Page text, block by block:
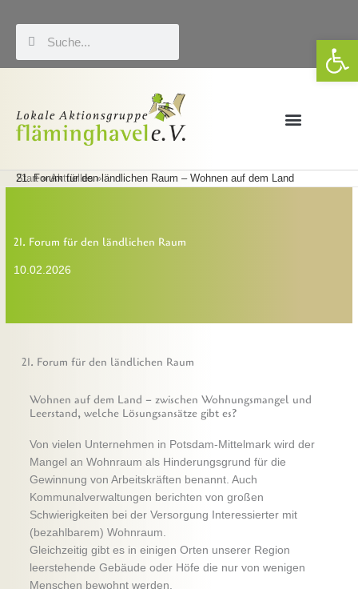
Inhalt
springen
Start Aktuelles
21. Forum für den ländlichen Raum – Wohnen auf dem Land
21. Forum für den ländlichen Raum
10.02.2026
21. Forum für den ländlichen Raum
Wohnen auf dem Land – zwischen Wohnungsmangel und
Leerstand, welche Lösungsansätze gibt es?
Von vielen Unternehmen in Potsdam-Mittelmark wird der
Mangel an Wohnraum als Hinderungsgrund für die
Gewinnung von Arbeitskräften benannt. Auch
Kommunalverwaltungen berichten von großen
Schwierigkeiten bei der Versorgung Interessierter mit
(bezahlbarem) Wohnraum.
Gleichzeitig gibt es in einigen Orten unserer Region
leerstehende Gebäude oder Höfe die nur von wenigen
Menschen bewohnt werden.